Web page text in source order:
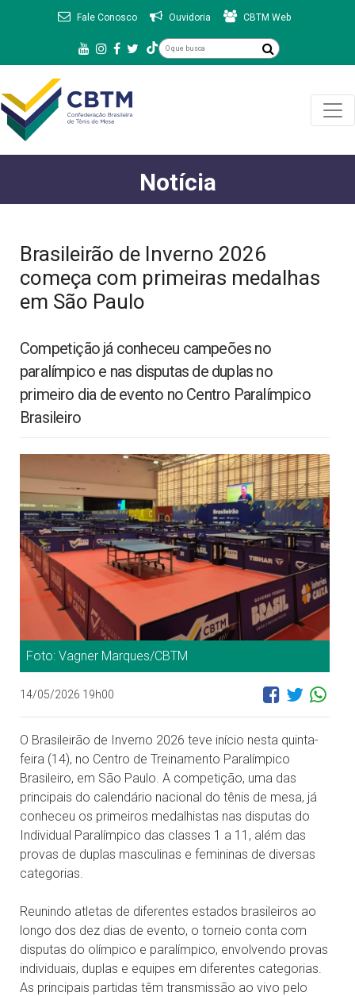
Fale Conosco Ouvidoria CBTM Web
Notícia
Brasileirão de Inverno 2026
começa com primeiras medalhas
em São Paulo
Competição já conheceu campeões no
paralímpico e nas disputas de duplas no
primeiro dia de evento no Centro Paralímpico
Brasileiro
Foto: Vagner Marques/CBTM
14/05/2026 19h00
O Brasileirão de Inverno 2026 teve início nesta quinta-
feira (14), no Centro de Treinamento Paralímpico
Brasileiro, em São Paulo. A competição, uma das
principais do calendário nacional do tênis de mesa, já
conheceu os primeiros medalhistas nas disputas do
Individual Paralímpico das classes 1 a 11, além das
provas de duplas masculinas e femininas de diversas
categorias.
Reunindo atletas de diferentes estados brasileiros ao
longo dos dez dias de evento, o torneio conta com
disputas do olímpico e paralímpico, envolvendo provas
individuais, duplas e equipes em diferentes categorias.
As principais partidas têm transmissão ao vivo pelo